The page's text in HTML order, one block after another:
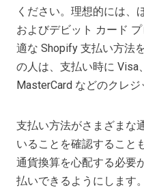
ください。理想的には、
およびデビット カード
適な Shopify 支払い方法
の人は、支払い時に Visa
MasterCard などのクレジ
支払い方法がさまざまな
いることを確認すること
通貨換算を心配する必要
払いできるようにします